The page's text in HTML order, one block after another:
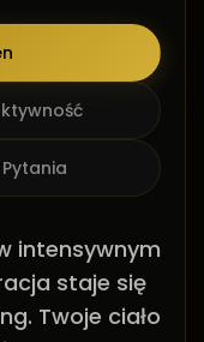
intensywnym
staje się
Twoje ciało